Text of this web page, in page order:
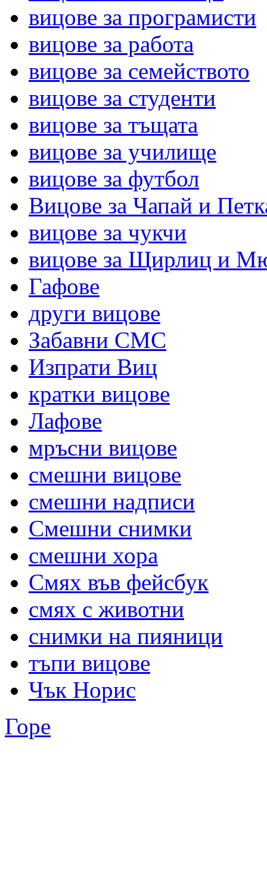
вицове за програмисти
вицове за работа
вицове за семейството
вицове за студенти
вицове за тъщата
вицове за училище
вицове за футбол
Вицове за Чапай и
вицове за чукчи
вицове за Щирлиц и
Гафове
други вицове
Забавни СМС
Изпрати Виц
кратки вицове
Лафове
мръсни вицове
смешни вицове
смешни надписи
Смешни снимки
смешни хора
Смях във фейсбук
смях с животни
снимки на пияници
тъпи вицове
Чък Норис
Горе